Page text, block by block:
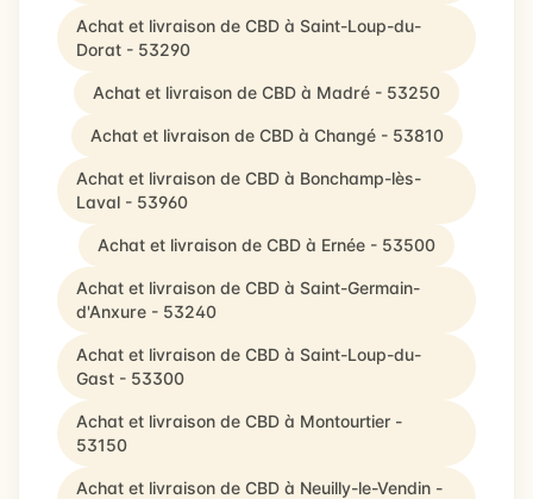
Achat et livraison de CBD à Saint-Loup-du-
Dorat - 53290
Achat et livraison de CBD à Madré - 53250
Achat et livraison de CBD à Changé - 53810
Achat et livraison de CBD à Bonchamp-lès-
Laval - 53960
Achat et livraison de CBD à Ernée - 53500
Achat et livraison de CBD à Saint-Germain-
d'Anxure - 53240
Achat et livraison de CBD à Saint-Loup-du-
Gast - 53300
Achat et livraison de CBD à Montourtier -
53150
Achat et livraison de CBD à Neuilly-le-Vendin -